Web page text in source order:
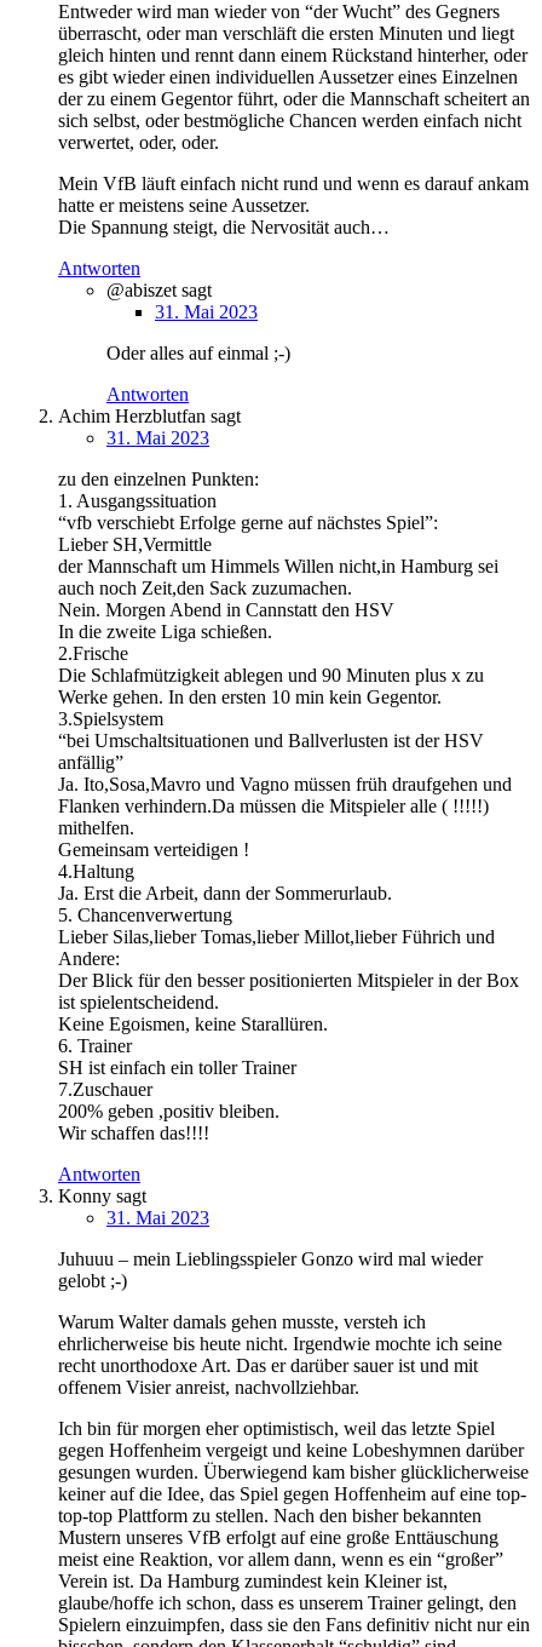
Entweder wird man wieder von “der Wucht” des Gegners
überrascht, oder man verschläft die ersten Minuten und liegt
gleich hinten und rennt dann einem Rückstand hinterher, oder
es gibt wieder einen individuellen Aussetzer eines Einzelnen
der zu einem Gegentor führt, oder die Mannschaft scheitert an
sich selbst, oder bestmögliche Chancen werden einfach nicht
verwertet, oder, oder.
Mein VfB läuft einfach nicht rund und wenn es darauf ankam
hatte er meistens seine Aussetzer.
Die Spannung steigt, die Nervosität auch…
Antworten
@abiszet sagt
31. Mai 2023
Oder alles auf einmal ;-)
Antworten
Achim Herzblutfan sagt
31. Mai 2023
zu den einzelnen Punkten:
1. Ausgangssituation
“vfb verschiebt Erfolge gerne auf nächstes Spiel”:
Lieber SH,Vermittle
der Mannschaft um Himmels Willen nicht,in Hamburg sei
auch noch Zeit,den Sack zuzumachen.
Nein. Morgen Abend in Cannstatt den HSV
In die zweite Liga schießen.
2.Frische
Die Schlafmützigkeit ablegen und 90 Minuten plus x zu
Werke gehen. In den ersten 10 min kein Gegentor.
3.Spielsystem
“bei Umschaltsituationen und Ballverlusten ist der HSV
anfällig”
Ja. Ito,Sosa,Mavro und Vagno müssen früh draufgehen und
Flanken verhindern.Da müssen die Mitspieler alle ( !!!!!)
mithelfen.
Gemeinsam verteidigen !
4.Haltung
Ja. Erst die Arbeit, dann der Sommerurlaub.
5. Chancenverwertung
Lieber Silas,lieber Tomas,lieber Millot,lieber Führich und
Andere:
Der Blick für den besser positionierten Mitspieler in der Box
ist spielentscheidend.
Keine Egoismen, keine Starallüren.
6. Trainer
SH ist einfach ein toller Trainer
7.Zuschauer
200% geben ,positiv bleiben.
Wir schaffen das!!!!
Antworten
Konny sagt
31. Mai 2023
Juhuuu – mein Lieblingsspieler Gonzo wird mal wieder
gelobt ;-)
Warum Walter damals gehen musste, versteh ich
ehrlicherweise bis heute nicht. Irgendwie mochte ich seine
recht unorthodoxe Art. Das er darüber sauer ist und mit
offenem Visier anreist, nachvollziehbar.
Ich bin für morgen eher optimistisch, weil das letzte Spiel
gegen Hoffenheim vergeigt und keine Lobeshymnen darüber
gesungen wurden. Überwiegend kam bisher glücklicherweise
keiner auf die Idee, das Spiel gegen Hoffenheim auf eine top-
top-top Plattform zu stellen. Nach den bisher bekannten
Mustern unseres VfB erfolgt auf eine große Enttäuschung
meist eine Reaktion, vor allem dann, wenn es ein “großer”
Verein ist. Da Hamburg zumindest kein Kleiner ist,
glaube/hoffe ich schon, dass es unserem Trainer gelingt, den
Spielern einzuimpfen, dass sie den Fans definitiv nicht nur ein